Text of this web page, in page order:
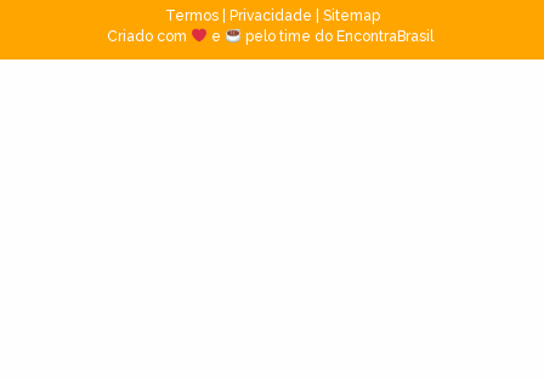
Termos| Privacidade
Sitemap
Criado com
e pelo time do EncontraBrasil